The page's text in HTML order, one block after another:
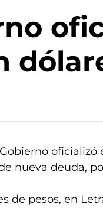
oficializó
nueva deuda,
de pesos, en